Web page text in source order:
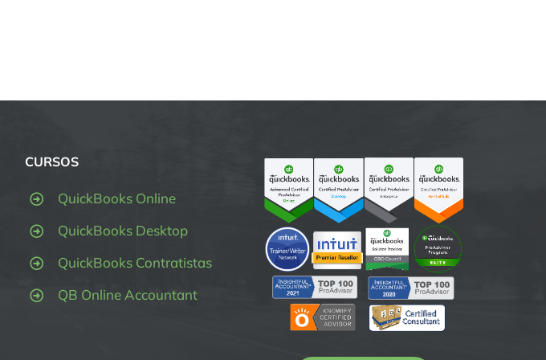
CURSOS
QuickBooks Online
QuickBooks Desktop
QuickBooks Contratistas
QB Online Accountant